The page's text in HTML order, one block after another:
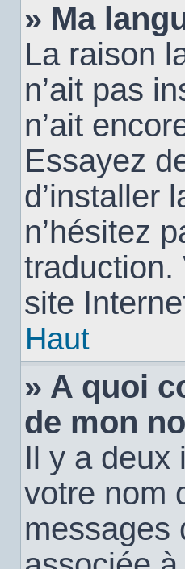
» Ma
La raison
n’ait pas
n’ait
Essayez
d’installer
n’hésitez
traduction.
site
Haut
» A quoi
de mon
Il y a deux
votre nom
messages